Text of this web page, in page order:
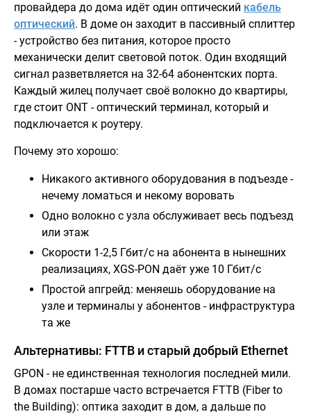
провайдера до дома идёт один оптический кабель
оптический. В доме он заходит в пассивный сплиттер
- устройство без питания, которое просто
механически делит световой поток. Один входящий
сигнал разветвляется на 32-64 абонентских порта.
Каждый жилец получает своё волокно до квартиры,
где стоит ONT - оптический терминал, который и
подключается к роутеру.
Почему это хорошо:
Никакого активного оборудования в подъезде -
нечему ломаться и некому воровать
Одно волокно с узла обслуживает весь подъезд
или этаж
Скорости 1-2,5 Гбит/с на абонента в нынешних
реализациях, XGS-PON даёт уже 10 Гбит/с
Простой апгрейд: меняешь оборудование на
узле и терминалы у абонентов - инфраструктура
та же
Альтернативы: FTTB и старый добрый Ethernet
GPON - не единственная технология последней мили.
В домах постарше часто встречается FTTB (Fiber to
the Building): оптика заходит в дом, а дальше по